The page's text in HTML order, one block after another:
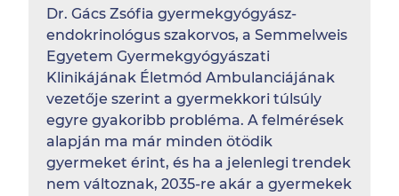
Dr. Gács Zsófia gyermekgyógyász-
endokrinológus szakorvos, a Semmelweis
Egyetem Gyermekgyógyászati
Klinikájának Életmód Ambulanciájának
vezetője szerint a gyermekkori túlsúly
egyre gyakoribb probléma. A felmérések
alapján ma már minden ötödik
gyermeket érint, és ha a jelenlegi trendek
nem változnak, 2035-re akár a gyermekek